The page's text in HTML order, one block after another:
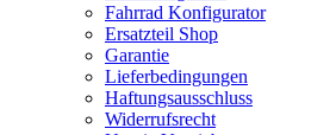
Fahrrad Konfigurator
Ersatzteil Shop
Garantie
Lieferbedingungen
Haftungsausschluss
Widerrufsrecht